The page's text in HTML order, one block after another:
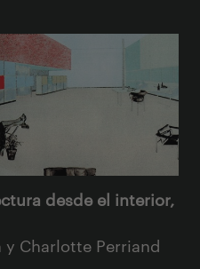
desde el interior,
y Charlotte Perriand